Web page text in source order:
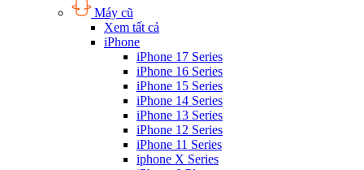
Máy cũ
Xem tất cả
iPhone
iPhone 17 Series
iPhone 16 Series
iPhone 15 Series
iPhone 14 Series
iPhone 13 Series
iPhone 12 Series
iPhone 11 Series
iphone X Series